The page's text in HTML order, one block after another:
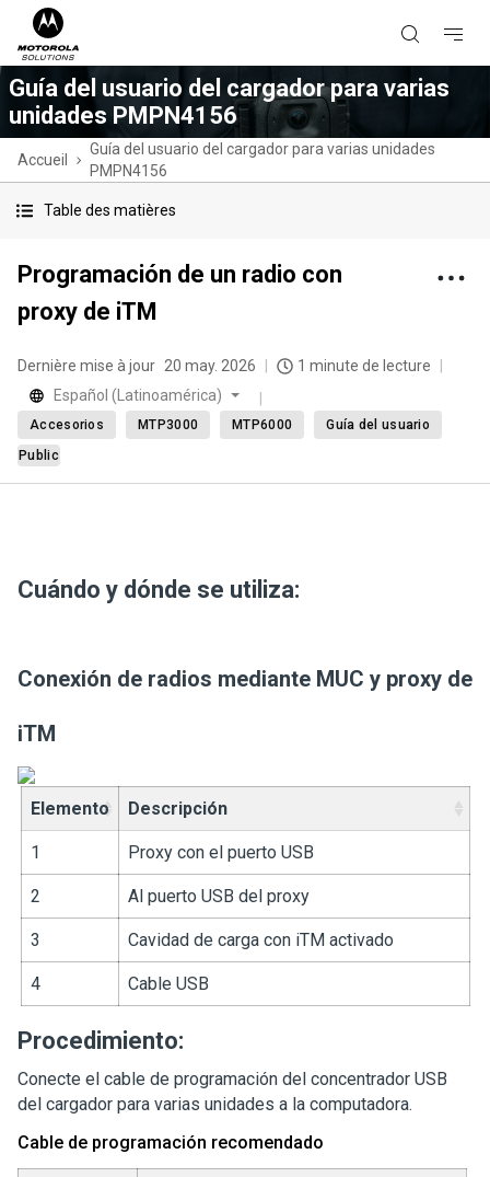
Guía del usuario del cargador para varias
unidades PMPN4156
Accueil
Guía del usuario del cargador para varias unidades
PMPN4156
Table des matières
Programación de un radio con
proxy de iTM
Dernière mise à jour 20 may. 2026
1 minute de lecture
Español (Latinoamérica)
Accesorios MTP3000 MTP6000
Guía del usuario
Public
Cuándo y dónde se utiliza:
Conexión de radios mediante MUC y proxy de
iTM
Elemento Descripción
1 Proxy con el puerto USB
2 Al puerto USB del proxy
3 Cavidad de carga con iTM activado
4 Cable USB
Procedimiento:
Conecte el cable de programación del concentrador USB
del cargador para varias unidades a la computadora.
Cable de programación recomendado